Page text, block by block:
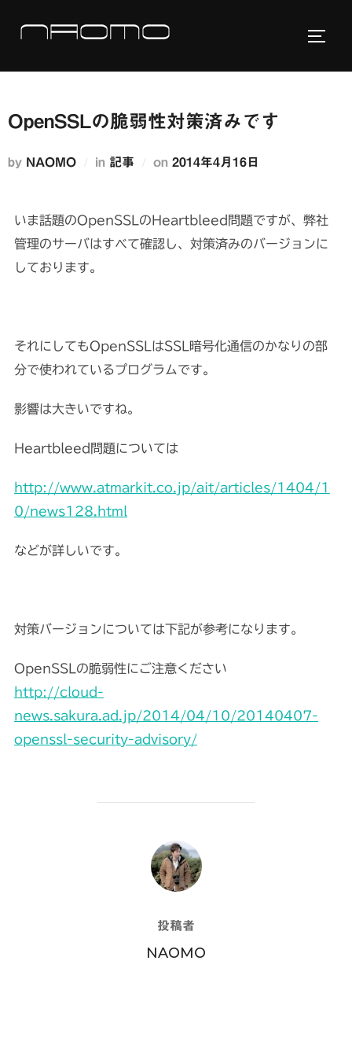
ン
へ
キ
OpenSSLの脆弱性対策済みです
by NAOMO in 記事 on 投
2014年4月16日
いま話題のOpenSSLのHeartbleed問題ですが、弊社
管理のサーバはすべて確認し、対策済みのバージョンに
しております。
それにしてもOpenSSLはSSL暗号化通信のかなりの部
分で使われているプログラムです。
影響は大きいですね。
Heartbleed問題については
http://www.atmarkit.co.jp/ait/articles/1404/1
0/news128.html
などが詳しいです。
対策バージョンについては下記が参考になります。
OpenSSLの脆弱性にご注意ください
http://cloud-
news.sakura.ad.jp/2014/04/10/20140407-
openssl-security-advisory/
投稿者
投稿者
NAOMO